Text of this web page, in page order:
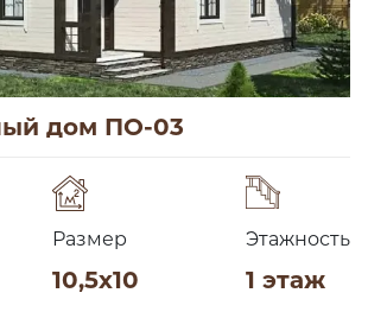
дом ПО-03
Размер
10,5х10
Этажность
1 этаж